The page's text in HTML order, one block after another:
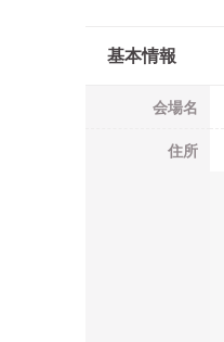
基本情報
会場名
住所